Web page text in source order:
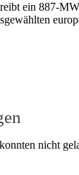
ein 887-
nicht